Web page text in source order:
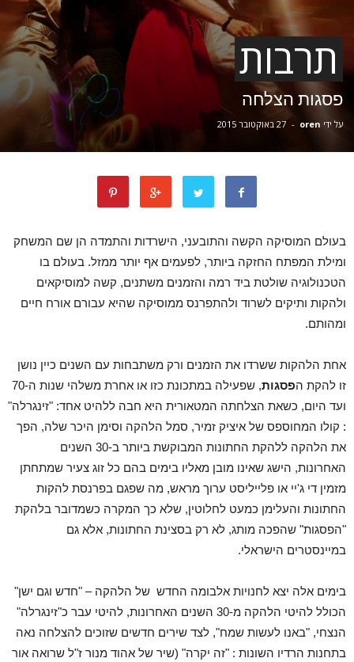
תרבות
פסגות הצלחה
על ידי oren
- 27 באוקטובר 2015
בעולם המוסיקה הקשה והתובעני, הישרדות והתמדה הן שם המשחק
ומילת המפתח החזקה ביותר, לפעמים אף יותר ממזל. בעולם בו
הטכנולוגיה שולטת ביד רמה והזמנים משתנים, קשה למוסיקאים
ולהקות ותיקים לשרוד ולהתפרנס ממוסיקה שהיא עבורם אורח חיים
ומהותם.
אחת הלהקות ששרדו את הזמנים ורק משתבחות עם השנים כיין נושן
זו להקת הפסגות
, שפעילה במתכונת כזו או אחרת משלהי שנות ה-70
ועד היום, כשאת הצלחתה המטאורית היא חבה ללהיט אחד: "זינגרלה"
: קולו המחוספס של איציק זמיר, סמל הלהקה וסימן היכר שלה, הפך
את הלהקה ללהקת החתונות המבוקשת ביותר ב-30 השנים
האחרונות, הישג שאינו מובן מאליו בימים בהם כל זוג צעיר שמתחתן
מזמין די ג'יי או פלייליסט ערוך מראש, מה שפגם בפרנסת להקות
החתונות והעלימן כמעט לחלוטין, שלא כך המקרה כשמדובר בלהקת
"הפסגות" שהפכה מותג, לא רק בסצינת החתונות, אלא גם
במיינסטרים הישראלי.
בימים אלה יצא לחנויות אלבומה החדש של הלהקה – "חדש וגם ישן"
הכולל להיטי הלהקה מ-30 השנים האחרונות, להיטי עבר כ"זינגרלה"
הנצחי, "באנו לעשות שמח", לצד שירים חדשים שזוכים להצלחה נאה
בתחנות הרדיו השונות : "זה יקרה" (שיר של אהוד מנור ז"ל שרואה אור